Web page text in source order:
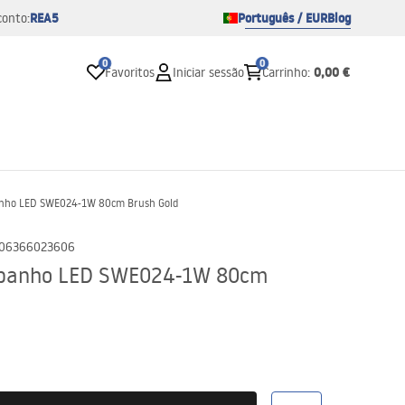
REA5 Português / EURBlog
0
Favoritos Iniciar sessão
0
Carrinho: 0,00 €
LED SWE024-1W 80cm Brush Gold
LED SWE024-1W 80cm